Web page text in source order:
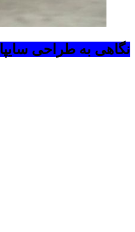
نگاهی به طراحی سایپا P90؛ خودروی جایگزین ال ۹۰